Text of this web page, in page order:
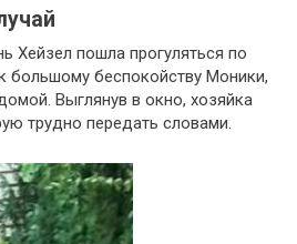
Хейзел пошла прогуляться по
большому беспокойству Моники,
Выглянув в окно, хозяйка
трудно передать словами.